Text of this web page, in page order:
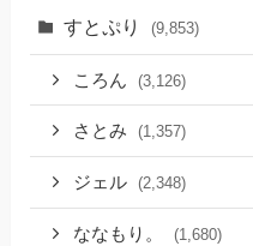
すとぷり (9,853)
ころん (3,126)
さとみ (1,357)
ジェル (2,348)
ななもり。 (1,680)